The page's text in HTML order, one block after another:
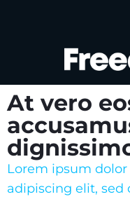
At vero
Lorem ipsum
adipiscing elit,